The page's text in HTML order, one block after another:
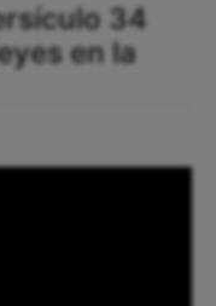
34
en la